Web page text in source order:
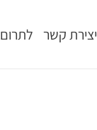
יצירת קשר לתרום